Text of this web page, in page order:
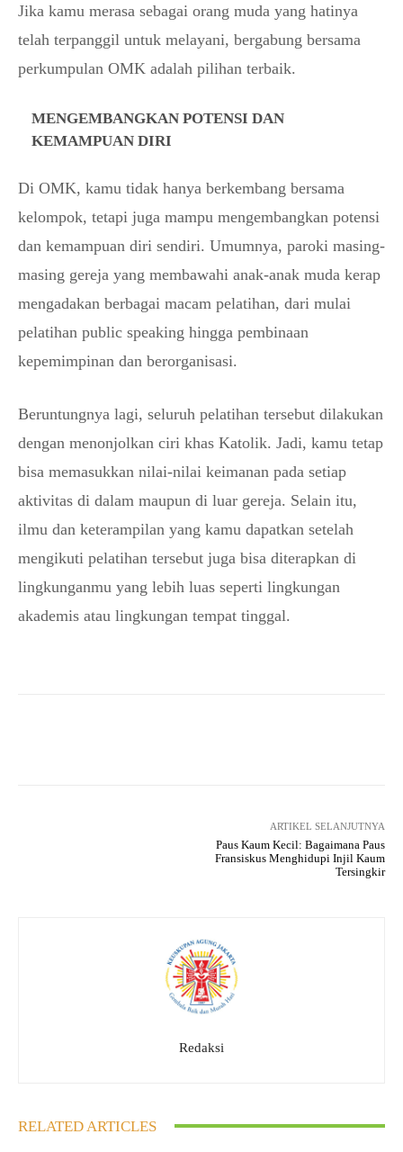
Jika kamu merasa sebagai orang muda yang hatinya
telah terpanggil untuk melayani, bergabung bersama
perkumpulan OMK adalah pilihan terbaik.
MENGEMBANGKAN POTENSI DAN
KEMAMPUAN DIRI
Di OMK, kamu tidak hanya berkembang bersama
kelompok, tetapi juga mampu mengembangkan potensi
dan kemampuan diri sendiri. Umumnya, paroki masing-
masing gereja yang membawahi anak-anak muda kerap
mengadakan berbagai macam pelatihan, dari mulai
pelatihan public speaking hingga pembinaan
kepemimpinan dan berorganisasi.
Beruntungnya lagi, seluruh pelatihan tersebut dilakukan
dengan menonjolkan ciri khas Katolik. Jadi, kamu tetap
bisa memasukkan nilai-nilai keimanan pada setiap
aktivitas di dalam maupun di luar gereja. Selain itu,
ilmu dan keterampilan yang kamu dapatkan setelah
mengikuti pelatihan tersebut juga bisa diterapkan di
lingkunganmu yang lebih luas seperti lingkungan
akademis atau lingkungan tempat tinggal.
ARTIKEL SELANJUTNYA
Paus Kaum Kecil: Bagaimana Paus
Fransiskus Menghidupi Injil Kaum
Tersingkir
Redaksi
RELATED ARTICLES